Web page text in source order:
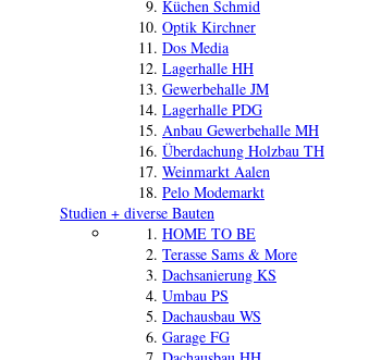
Küchen Schmid
Optik Kirchner
Dos Media
Lagerhalle HH
Gewerbehalle JM
Lagerhalle PDG
Anbau Gewerbehalle MH
Überdachung Holzbau TH
Weinmarkt Aalen
Pelo Modemarkt
Studien + diverse Bauten
HOME TO BE
Terasse Sams & More
Dachsanierung KS
Umbau PS
Dachausbau WS
Garage FG